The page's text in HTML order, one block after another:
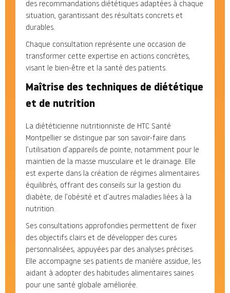
des recommandations diététiques adaptées à chaque
situation, garantissant des résultats concrets et
durables.
Chaque consultation représente une occasion de
transformer cette expertise en actions concrètes,
visant le bien-être et la santé des patients.
Maîtrise des techniques de diététique
et de nutrition
La diététicienne nutritionniste de HTC Santé
Montpellier se distingue par son savoir-faire dans
l’utilisation d’appareils de pointe, notamment pour le
maintien de la masse musculaire et le drainage. Elle
est experte dans la création de régimes alimentaires
équilibrés, offrant des conseils sur la gestion du
diabète, de l’obésité et d’autres maladies liées à la
nutrition.
Ses consultations approfondies permettent de fixer
des objectifs clairs et de développer des cures
personnalisées, appuyées par des analyses précises.
Elle accompagne ses patients de manière assidue, les
aidant à adopter des habitudes alimentaires saines
pour une santé globale améliorée.